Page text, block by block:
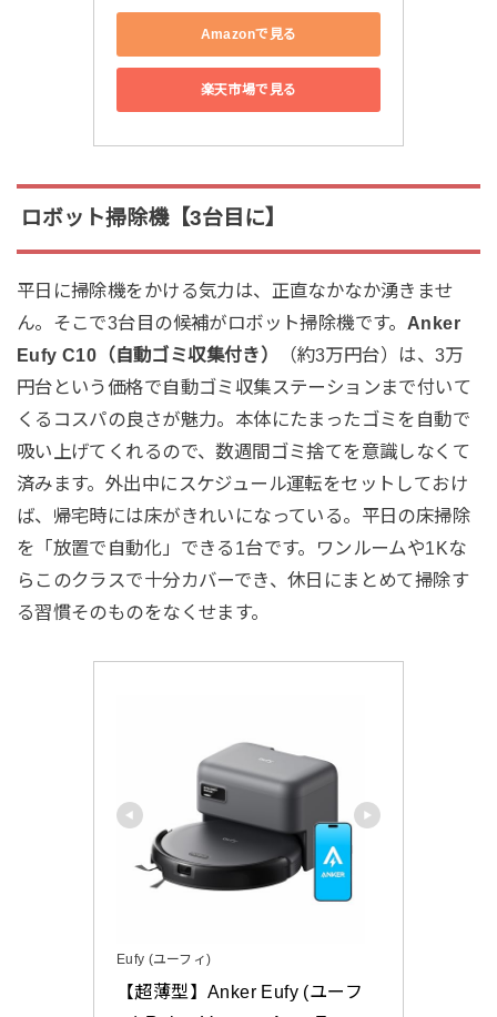
Amazonで見る
楽天市場で見る
ロボット掃除機【3台目に】
平日に掃除機をかける気力は、正直なかなか湧きませ
ん。そこで3台目の候補がロボット掃除機です。 Anker
Eufy C10（自動ゴミ収集付き）
（約3万円台）は、3万
円台という価格で自動ゴミ収集ステーションまで付いて
くるコスパの良さが魅力。本体にたまったゴミを自動で
吸い上げてくれるので、数週間ゴミ捨てを意識しなくて
済みます。外出中にスケジュール運転をセットしておけ
ば、帰宅時には床がきれいになっている。平日の床掃除
を「放置で自動化」できる1台です。ワンルームや1Kな
らこのクラスで十分カバーでき、休日にまとめて掃除す
る習慣そのものをなくせます。
Eufy (ユーフィ)
【超薄型】Anker Eufy (ユーフ